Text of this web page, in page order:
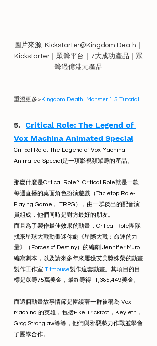
圖片來源: Kickstarter@Kingdom Death｜
Kickstarter｜眾籌平台｜7大成功產品｜眾
籌過億港元產品
重溫更多> Kingdom Death: Monster 1.5 Tutorial
5. Critical Role: The Legend of
Vox Machina Animated Special
Critical Role: The Legend of Vox Machina
Animated Special是一項影視類眾籌的產品。
那麼什麼是Critical Role?  Critical Role就是一款
每週直播的桌面角色扮演遊戲（Tabletop Role-
Playing Game， TRPG），由一群傑出的配音演
員組成，他們同時是對方最好的朋友。
而且為了製作最佳效果的動畫，Critical Role團隊
找來星球大戰動畫迷你劇《星際大戰：命運的力
量》（Forces of Destiny）的編劇 Jennifer Muro
編寫劇本，以及請來多年來屢獲艾美獎殊榮的動畫
製作工作室 Titmouse製作這套動畫。其項目的目
標是眾籌75萬美金，最終籌得11,385,449美金。
而這個動畫故事情節是圍繞著一群被稱為 Vox
Machina 的英雄，包括Pike Trickfoot，Keyleth，
Grog Strongjaw等等，他們與邪惡勢力作戰並學會
了團隊合作。